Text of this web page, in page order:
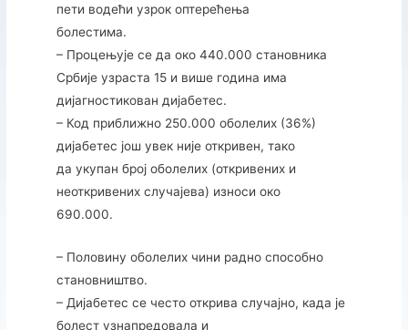
пети водећи узрок оптерећења
болестима.
– Процењује се да око 440.000 становника
Србије узраста 15 и више година има
дијагностикован дијабетес.
– Код приближно 250.000 оболелих (36%)
дијабетес још увек није откривен, тако
да укупан број оболелих (откривених и
неоткривених случајева) износи око
690.000.
– Половину оболелих чини радно способно
становништво.
– Дијабетес се често открива случајно, када је
болест узнапредовала и